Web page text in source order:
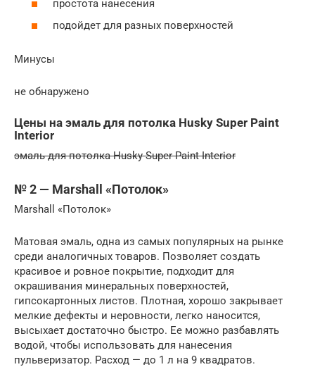
простота нанесения
подойдет для разных поверхностей
Минусы
не обнаружено
Цены на эмаль для потолка Husky Super Paint
Interior
эмаль для потолка Husky Super Paint Interior
№ 2 — Marshall «Потолок»
Marshall «Потолок»
Матовая эмаль, одна из самых популярных на рынке
среди аналогичных товаров. Позволяет создать
красивое и ровное покрытие, подходит для
окрашивания минеральных поверхностей,
гипсокартонных листов. Плотная, хорошо закрывает
мелкие дефекты и неровности, легко наносится,
высыхает достаточно быстро. Ее можно разбавлять
водой, чтобы использовать для нанесения
пульверизатор. Расход — до 1 л на 9 квадратов.